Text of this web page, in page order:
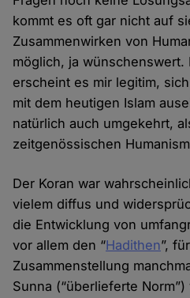
kommt es oft gar nicht auf
Zusammenwirken von
möglich, ja
erscheint es mir legitim,
mit dem heutigen Islam
natürlich auch umgekehrt,
zeitgenössischen
Der Koran war
vielem diffus und
die Entwicklung von
vor allem den “Hadithen”,
Zusammenstellung
Sunna (“überlieferte